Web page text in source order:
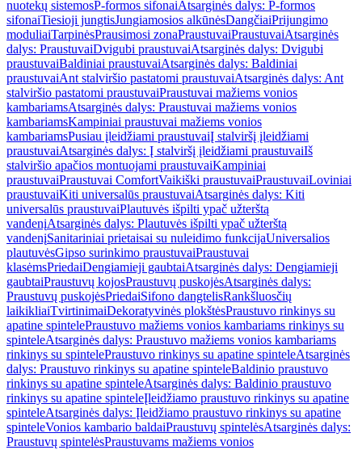
nuotekų sistemosP-formos sifonaiAtsarginės dalys: P-formos
sifonaiTiesioji jungtisJungiamosios alkūnėsDangčiaiPrijungimo
moduliaiTarpinėsPrausimosi zonaPraustuvaiPraustuvaiAtsarginės
dalys: PraustuvaiDvigubi praustuvaiAtsarginės dalys: Dvigubi
praustuvaiBaldiniai praustuvaiAtsarginės dalys: Baldiniai
praustuvaiAnt stalviršio pastatomi praustuvaiAtsarginės dalys: Ant
stalviršio pastatomi praustuvaiPraustuvai mažiems vonios
kambariamsAtsarginės dalys: Praustuvai mažiems vonios
kambariamsKampiniai praustuvai mažiems vonios
kambariamsPusiau įleidžiami praustuvaiĮ stalviršį įleidžiami
praustuvaiAtsarginės dalys: Į stalviršį įleidžiami praustuvaiIš
stalviršio apačios montuojami praustuvaiKampiniai
praustuvaiPraustuvai ComfortVaikiški praustuvaiPraustuvaiLoviniai
praustuvaiKiti universalūs praustuvaiAtsarginės dalys: Kiti
universalūs praustuvaiPlautuvės išpilti ypač užterštą
vandenįAtsarginės dalys: Plautuvės išpilti ypač užterštą
vandenįSanitariniai prietaisai su nuleidimo funkcijaUniversalios
plautuvėsGipso surinkimo praustuvaiPraustuvai
klasėmsPriedaiDengiamieji gaubtaiAtsarginės dalys: Dengiamieji
gaubtaiPraustuvų kojosPraustuvų puskojėsAtsarginės dalys:
Praustuvų puskojėsPriedaiSifono dangtelisRankšluosčių
laikikliaiTvirtinimaiDekoratyvinės plokštėsPraustuvo rinkinys su
apatine spintelePraustuvo mažiems vonios kambariams rinkinys su
spinteleAtsarginės dalys: Praustuvo mažiems vonios kambariams
rinkinys su spintelePraustuvo rinkinys su apatine spinteleAtsarginės
dalys: Praustuvo rinkinys su apatine spinteleBaldinio praustuvo
rinkinys su apatine spinteleAtsarginės dalys: Baldinio praustuvo
rinkinys su apatine spinteleĮleidžiamo praustuvo rinkinys su apatine
spinteleAtsarginės dalys: Įleidžiamo praustuvo rinkinys su apatine
spinteleVonios kambario baldaiPraustuvų spintelėsAtsarginės dalys:
Praustuvų spintelėsPraustuvams mažiems vonios